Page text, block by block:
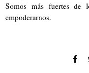
Somos más fuertes de
empoderarnos.